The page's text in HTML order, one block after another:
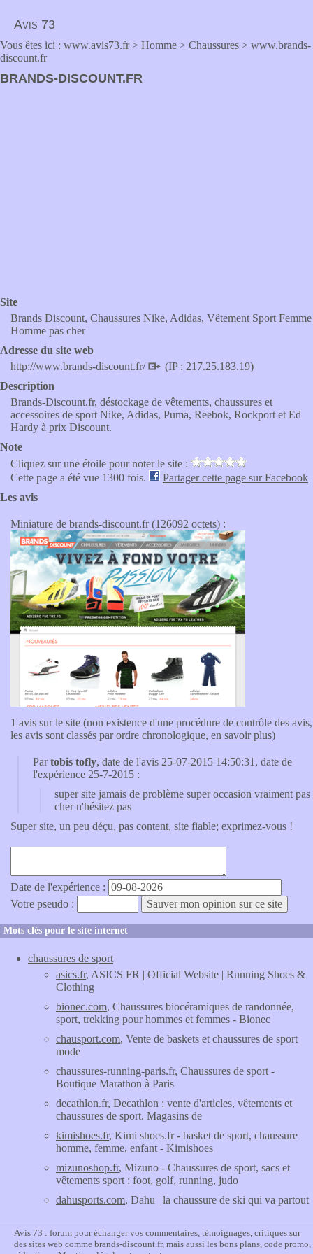
Avis 73
Vous êtes ici : www.avis73.fr> Homme > Chaussures > www.brands-
discount.fr
BRANDS-DISCOUNT.FR
Site
Brands Discount, Chaussures Nike, Adidas, Vêtement Sport Femme
Homme pas cher
Adresse du site web
http://www.brands-discount.fr/
(IP : 217.25.183.19)
Description
Brands-Discount.fr, déstockage de vêtements, chaussures et
accessoires de sport Nike, Adidas, Puma, Reebok, Rockport et Ed
Hardy à prix Discount.
Note
Cliquez sur une étoile pour noter le site :
Cette page a été vue 1300 fois.
Partager cette page sur Facebook
Les avis
Miniature de brands-discount.fr (126092 octets) :
1 avis sur le site (non existence d'une procédure de contrôle des avis,
les avis sont classés par ordre chronologique, en savoir plus)
Partobis tofly, date de l'avis 25-07-2015 14:50:31, date de
l'expérience 25-7-2015 :
super site jamais de problème super occasion vraiment pas
cher n'hésitez pas
Super site, un peu déçu, pas content, site fiable; exprimez-vous !
Date de l'expérience :
Votre pseudo :
Mots clés pour le site internet
chaussures de sport
asics.fr, ASICS FR | Official Website | Running Shoes &
Clothing
bionec.com, Chaussures biocéramiques de randonnée,
sport, trekking pour hommes et femmes - Bionec
chausport.com, Vente de baskets et chaussures de sport
mode
chaussures-running-paris.fr, Chaussures de sport -
Boutique Marathon à Paris
decathlon.fr, Decathlon : vente d'articles, vêtements et
chaussures de sport. Magasins de
kimishoes.fr, Kimi shoes.fr - basket de sport, chaussure
homme, femme, enfant - Kimishoes
mizunoshop.fr, Mizuno - Chaussures de sport, sacs et
vêtements sport : foot, golf, running, judo
dahusports.com, Dahu | la chaussure de ski qui va partout
Avis 73 : forum pour échanger vos commentaires, témoignages, critiques sur
des sites web comme brands-discount.fr, mais aussi les bons plans, code promo,